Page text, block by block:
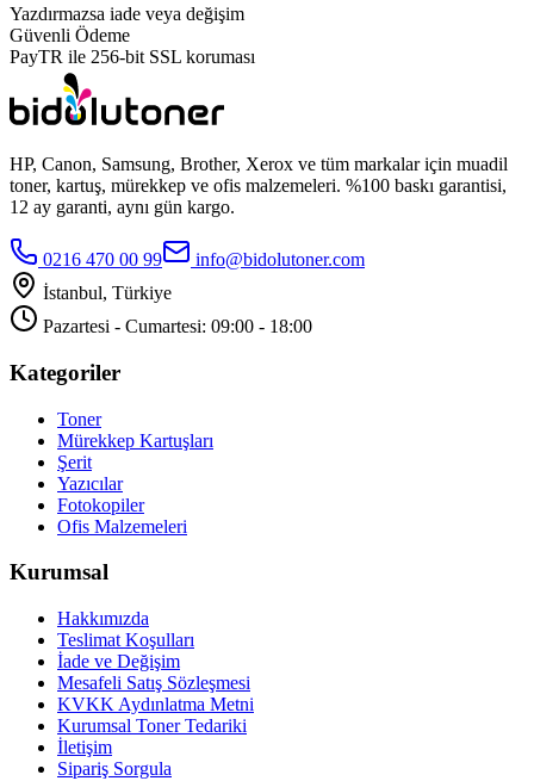
Yazdırmazsa iade veya değişim
Güvenli Ödeme
PayTR ile 256-bit SSL koruması
HP, Canon, Samsung, Brother, Xerox ve tüm markalar için muadil
toner, kartuş, mürekkep ve ofis malzemeleri. %100 baskı garantisi,
12 ay garanti, aynı gün kargo.
0216 470 00 99
info@bidolutoner.com
İstanbul, Türkiye
Pazartesi - Cumartesi: 09:00 - 18:00
Kategoriler
Toner
Mürekkep Kartuşları
Şerit
Yazıcılar
Fotokopiler
Ofis Malzemeleri
Kurumsal
Hakkımızda
Teslimat Koşulları
İade ve Değişim
Mesafeli Satış Sözleşmesi
KVKK Aydınlatma Metni
Kurumsal Toner Tedariki
İletişim
Sipariş Sorgula